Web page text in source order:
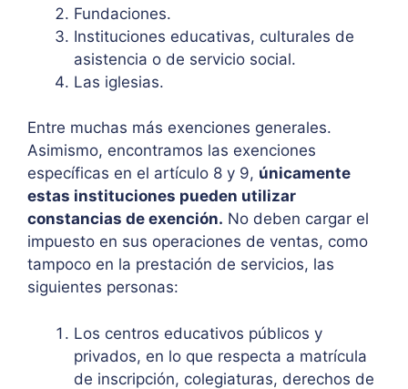
Fundaciones.
Instituciones educativas, culturales de
asistencia o de servicio social.
Las iglesias.
Entre muchas más exenciones generales.
Asimismo, encontramos las exenciones
específicas en el artículo 8 y 9, únicamente
estas instituciones pueden utilizar
constancias de exención. No deben cargar el
impuesto en sus operaciones de ventas, como
tampoco en la prestación de servicios, las
siguientes personas:
Los centros educativos públicos y
privados, en lo que respecta a matrícula
de inscripción, colegiaturas, derechos de